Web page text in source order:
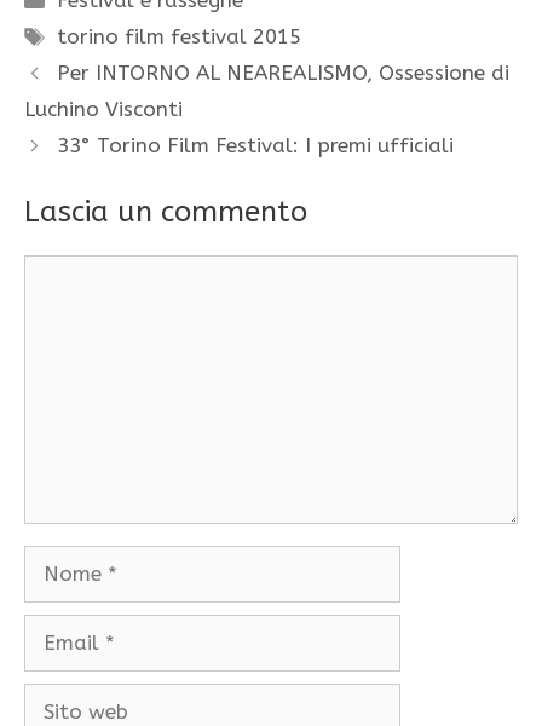
Tag
torino film festival 2015
Per INTORNO AL NEAREALISMO, Ossessione di
Luchino Visconti
33° Torino Film Festival: I premi ufficiali
Lascia un commento